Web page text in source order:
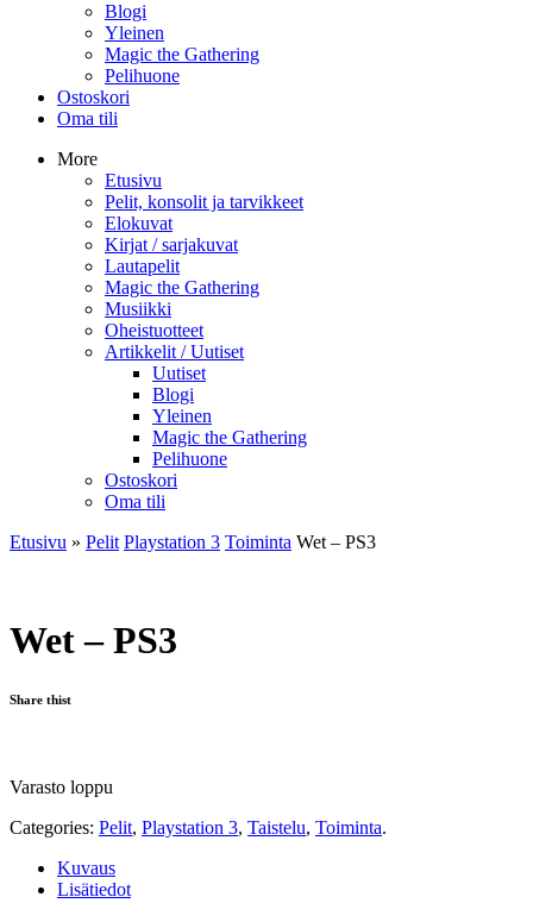
Blogi
Yleinen
Magic the Gathering
Pelihuone
Ostoskori
Oma tili
More
Etusivu
Pelit, konsolit ja tarvikkeet
Elokuvat
Kirjat / sarjakuvat
Lautapelit
Magic the Gathering
Musiikki
Oheistuotteet
Artikkelit / Uutiset
Uutiset
Blogi
Yleinen
Magic the Gathering
Pelihuone
Ostoskori
Oma tili
Etusivu » Pelit Playstation 3 Toiminta Wet – PS3
Wet – PS3
Share thist
Varasto loppu
Categories: Pelit, Playstation 3, Taistelu, Toiminta.
Kuvaus
Lisätiedot